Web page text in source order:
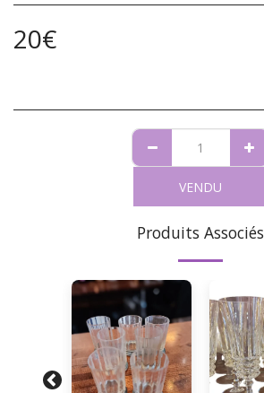
20€
VENDU
Produits Associés